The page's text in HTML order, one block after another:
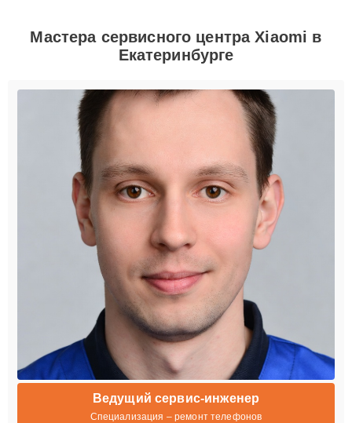
Мастера сервисного центра Xiaomi в
Екатеринбурге
Ведущий сервис-инженер
Специализация – ремонт телефонов